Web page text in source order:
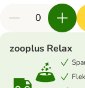
zooplus Relax